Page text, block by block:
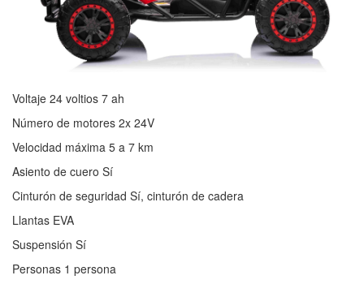
Voltaje 24 voltios 7 ah
Número de motores 2x 24V
Velocidad máxima 5 a 7 km
Asiento de cuero Sí
Cinturón de seguridad Sí, cinturón de cadera
Llantas EVA
Suspensión Sí
Personas 1 persona